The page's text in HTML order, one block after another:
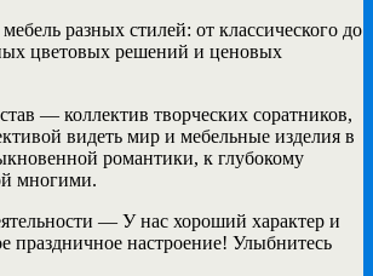
разных стилей: от классического до
цветовых решений и ценовых
— коллектив творческих соратников,
видеть мир и мебельные изделия в
романтики, к глубокому
многими.
— У нас хороший характер и
праздничное настроение! Улыбнитесь